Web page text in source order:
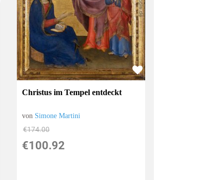
Christus im Tempel entdeckt
von Simone Martini
€174.00
€100.92